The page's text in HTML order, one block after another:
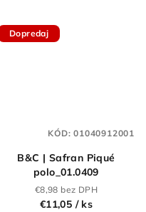
Dopredaj
B&C | Safran Piqué
polo_01.0409
€8,98 bez DPH
€11,05 / ks
KÓD:01040912001